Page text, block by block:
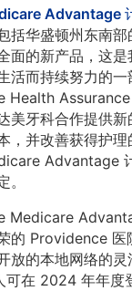
Advantage
括华盛顿州东南
面的新产品，这
活而持续努力的
Health Assurance
美牙科合作提供新
，并改善获得护理
Advantage
Medicare
的 Providence 医
放的本地网络的
可在 2024 年年度